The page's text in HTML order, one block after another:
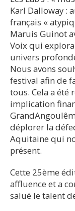
Karl Dalloway :
français «
Maruis Guinot
Voix qui
univers
Nous avons
festival afin de
tous. Cela a été
implication
déplorer la
Aquitaine qui
présent.
Cette 25ème
affluence et a
salué le talent